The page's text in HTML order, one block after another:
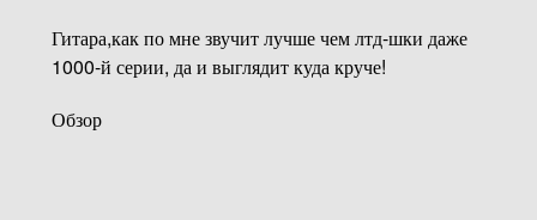
Гитара,как по мне звучит лучше чем лтд-шки даже
1000-й серии, да и выглядит куда круче!
Обзор